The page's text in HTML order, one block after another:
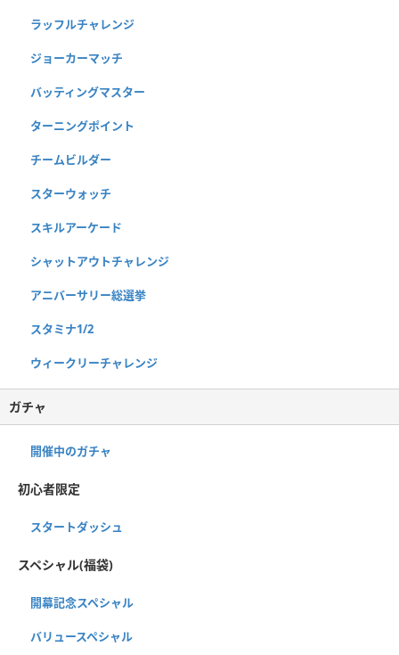
ラッフルチャレンジ
ジョーカーマッチ
バッティングマスター
ターニングポイント
チームビルダー
スターウォッチ
スキルアーケード
シャットアウトチャレンジ
アニバーサリー総選挙
スタミナ1/2
ウィークリーチャレンジ
ガチャ
開催中のガチャ
初心者限定
スタートダッシュ
スペシャル(福袋)
開幕記念スペシャル
バリュースペシャル